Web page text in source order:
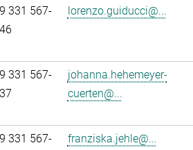
331 567-
lorenzo.guiducci@...
331 567-
johanna.hehemeyer-
cuerten@...
331 567-
franziska.jehle@...